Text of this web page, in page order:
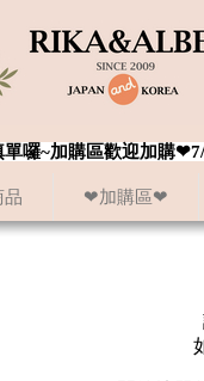
品 ❤加購區❤
單囉~加購區歡迎加購